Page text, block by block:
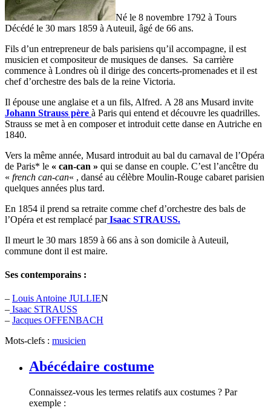
Né le 8 novembre 1792 à Tours
Décédé le 30 mars 1859 à Auteuil, âgé de 66 ans.
Fils d’un entrepreneur de bals parisiens qu’il accompagne, il est
musicien et compositeur de musiques de danses. Sa carrière
commence à Londres où il dirige des concerts-promenades et il est
chef d’orchestre des bals de la reine Victoria.
Il épouse une anglaise et a un fils, Alfred. A 28 ans Musard invite
Johann Strauss père à Paris qui entend et découvre les quadrilles.
Strauss se met à en composer et introduit cette danse en Autriche en
1840.
Vers la même année, Musard introduit au bal du carnaval de l’Opéra
de Paris* le « can-can » qui se danse en couple. C’est l’ancêtre du
« french can-can« , dansé au célèbre Moulin-Rouge cabaret parisien
quelques années plus tard.
En 1854 il prend sa retraite comme chef d’orchestre des bals de
l’Opéra et est remplacé parIsaac STRAUSS.
Il meurt le 30 mars 1859 à 66 ans à son domicile à Auteuil,
commune dont il est maire.
Ses contemporains :
– Louis Antoine JULLIEN
– Isaac STRAUSS
– Jacques OFFENBACH
Mots-clefs : musicien
Abécédaire costume
Connaissez-vous les termes relatifs aux costumes ? Par
exemple :